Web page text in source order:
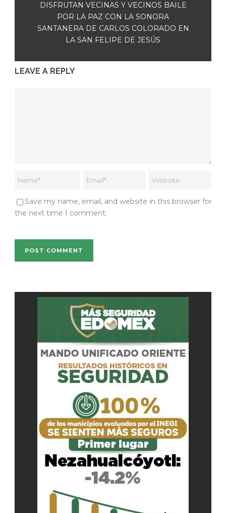
DISFRUTAN VECINAS Y VECINOS BAILE
POR LA PAZ CON LA SONORA
SANTANERA DE CARLOS COLORADO EN
LA SAN FELIPE DE JESÚS
LEAVE A REPLY
Save my name, email, and website in this browser for
the next time I comment.